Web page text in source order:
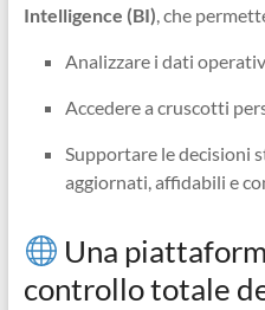
Intelligence (BI), che
Analizzare i dati
Accedere a cruscotti
Supportare le decisioni
aggiornati, affidabili e
Una
controllo totale